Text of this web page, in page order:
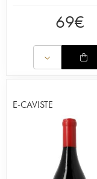
69€
E-CAVISTE